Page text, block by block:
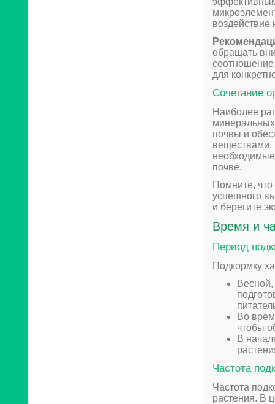
воздействие
обращать
для
Сочетание
Наиболее
минеральных
почвы и
веществами.
почве.
Помните,
успешного
и берегите
Время и
Период
Подкормку
Во
чтобы
В
Частота
Частота
растения. В